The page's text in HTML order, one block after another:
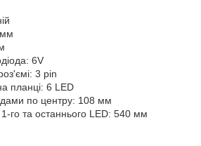
6V
3 pin
на планці: 6 LED
по центру: 108 мм
го та останнього LED: 540 мм